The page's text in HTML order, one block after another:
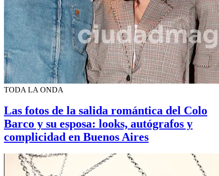
TODA LA ONDA
Las fotos de la salida romántica del Colo
Barco y su esposa: looks, autógrafos y
complicidad en Buenos Aires